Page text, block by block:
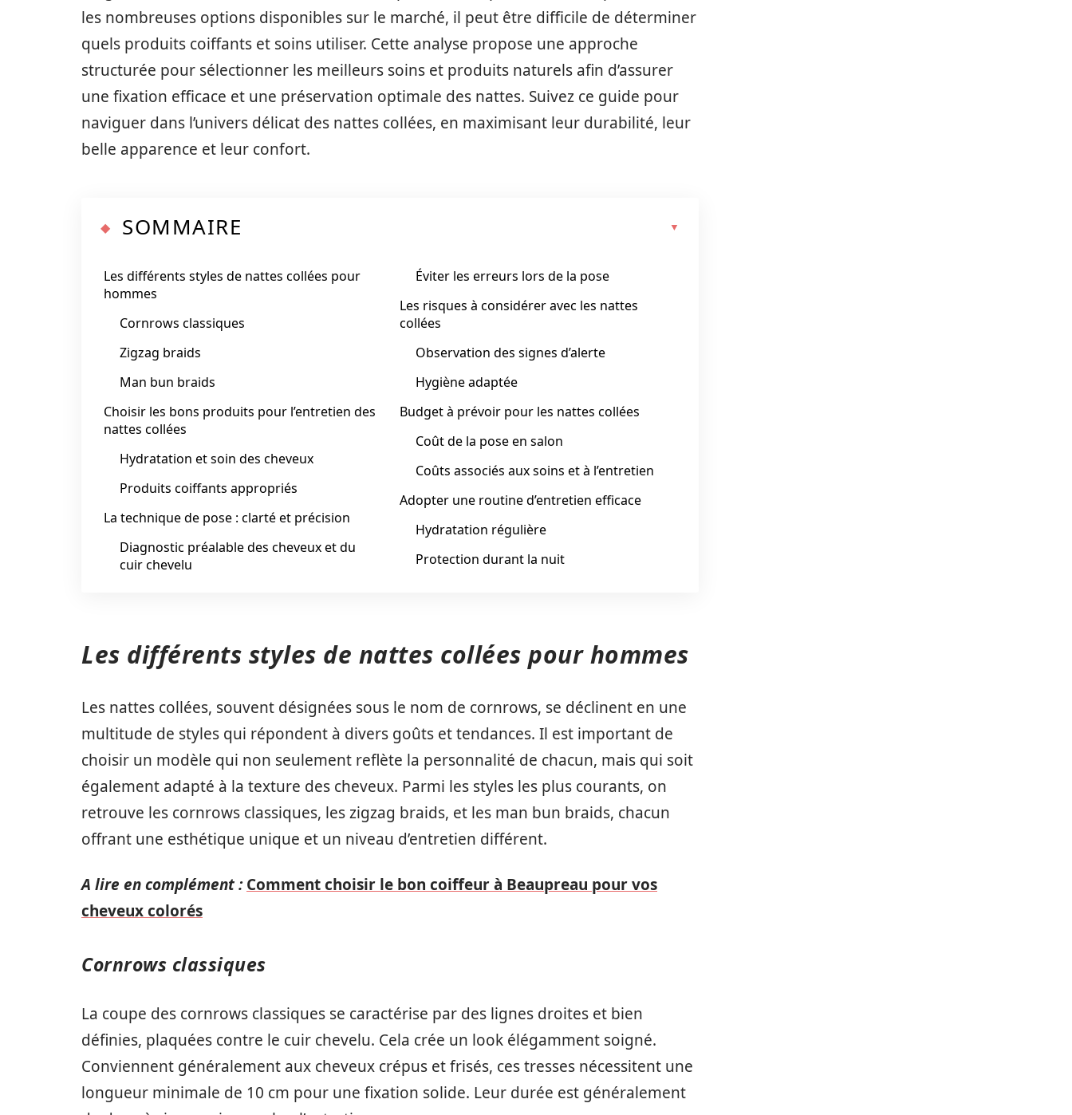
les nombreuses options disponibles sur le marché, il peut être difficile de déterminer
quels produits coiffants et soins utiliser. Cette analyse propose une approche
structurée pour sélectionner les meilleurs soins et produits naturels afin d’assurer
une fixation efficace et une préservation optimale des nattes. Suivez ce guide pour
naviguer dans l’univers délicat des nattes collées, en maximisant leur durabilité, leur
belle apparence et leur confort.
SOMMAIRE
Les différents styles de nattes collées pour
hommes
Cornrows classiques
Zigzag braids
Man bun braids
Choisir les bons produits pour l’entretien des
nattes collées
Hydratation et soin des cheveux
Produits coiffants appropriés
La technique de pose : clarté et précision
Diagnostic préalable des cheveux et du
cuir chevelu
Éviter les erreurs lors de la pose
Les risques à considérer avec les nattes
collées
Observation des signes d’alerte
Hygiène adaptée
Budget à prévoir pour les nattes collées
Coût de la pose en salon
Coûts associés aux soins et à l’entretien
Adopter une routine d’entretien efficace
Hydratation régulière
Protection durant la nuit
Les différents styles de nattes collées pour hommes
Les nattes collées, souvent désignées sous le nom de cornrows, se déclinent en une
multitude de styles qui répondent à divers goûts et tendances. Il est important de
choisir un modèle qui non seulement reflète la personnalité de chacun, mais qui soit
également adapté à la texture des cheveux. Parmi les styles les plus courants, on
retrouve les cornrows classiques, les zigzag braids, et les man bun braids, chacun
offrant une esthétique unique et un niveau d’entretien différent.
A lire en complément : Comment choisir le bon coiffeur à Beaupreau pour vos
cheveux colorés
Cornrows classiques
La coupe des cornrows classiques se caractérise par des lignes droites et bien
définies, plaquées contre le cuir chevelu. Cela crée un look élégamment soigné.
Conviennent généralement aux cheveux crépus et frisés, ces tresses nécessitent une
longueur minimale de 10 cm pour une fixation solide. Leur durée est généralement